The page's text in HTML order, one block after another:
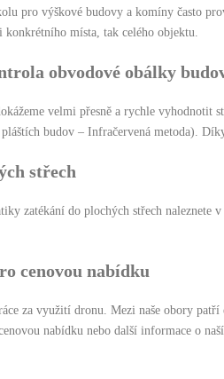
pro výškové budovy a komíny často
místa, tak celého objektu.
obvodové obálky
velmi přesně a rychle vyhodnotit
budov – Infračervená metoda).
střech
zatékání do plochých střech naleznete
cenovou nabídku
za využití dronu. Mezi naše obory
nabídku nebo další informace o